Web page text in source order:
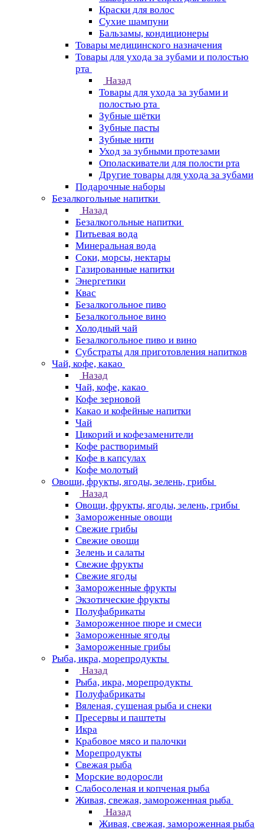
Краски для волос
Сухие шампуни
Бальзамы, кондиционеры
Товары медицинского назначения
Товары для ухода за зубами и полостью
рта
Назад
Товары для ухода за зубами и
полостью рта
Зубные щётки
Зубные пасты
Зубные нити
Уход за зубными протезами
Ополаскиватели для полости рта
Другие товары для ухода за зубами
Подарочные наборы
Безалкогольные напитки
Назад
Безалкогольные напитки
Питьевая вода
Минеральная вода
Соки, морсы, нектары
Газированные напитки
Энергетики
Квас
Безалкогольное пиво
Безалкогольное вино
Холодный чай
Безалкогольное пиво и вино
Субстраты для приготовления напитков
Чай, кофе, какао
Назад
Чай, кофе, какао
Кофе зерновой
Какао и кофейные напитки
Чай
Цикорий и кофезаменители
Кофе растворимый
Кофе в капсулах
Кофе молотый
Овощи, фрукты, ягоды, зелень, грибы
Назад
Овощи, фрукты, ягоды, зелень, грибы
Замороженные овощи
Свежие грибы
Свежие овощи
Зелень и салаты
Свежие фрукты
Свежие ягоды
Замороженные фрукты
Экзотические фрукты
Полуфабрикаты
Замороженное пюре и смеси
Замороженные ягоды
Замороженные грибы
Рыба, икра, морепродукты
Назад
Рыба, икра, морепродукты
Полуфабрикаты
Вяленая, сушеная рыба и снеки
Пресервы и паштеты
Икра
Крабовое мясо и палочки
Морепродукты
Свежая рыба
Морские водоросли
Слабосоленая и копченая рыба
Живая, свежая, замороженная рыба
Назад
Живая, свежая, замороженная рыба